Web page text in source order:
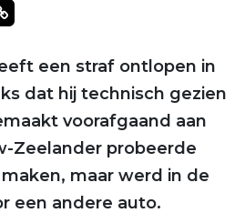
Whatsapp
via Mail
Delen via link
een straf ontlopen in
dat hij technisch gezien
voorafgaand aan
Zeelander probeerde
maar werd in de
een andere auto.